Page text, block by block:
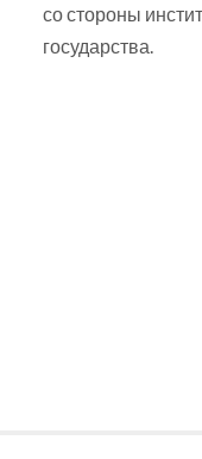
со стороны
государства.